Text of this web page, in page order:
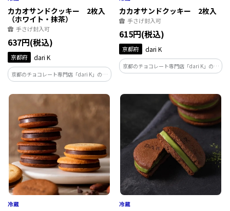
カカオサンドクッキー 2枚入
（ホワイト・抹茶）
手さげ封入可
637円(税込)
京都府 dari K
京都のチョコレート専門店「dari K」の代
表商品。インドネシアのカカオ農家と栽
培から一貫して管理したこだわりのカカ
オ豆を使用。ホワイトと抹茶の2種類が1
枚ずつ入ったプチギフト。
カカオサンドクッキー 2枚入
手さげ封入可
615円(税込)
京都府 dari K
京都のチョコレート専門店「dari K」の代
表商品。インドネシアのカカオ農家と栽
オ豆を使用。ダークとミルクの2種類が1
枚ずつ入ったプチギフト。